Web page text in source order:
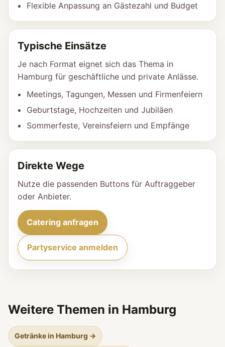
Flexible Anpassung an Gästezahl und Budget
Typische Einsätze
Je nach Format eignet sich das Thema in
Hamburg für geschäftliche und private Anlässe.
Meetings, Tagungen, Messen und Firmenfeiern
Geburtstage, Hochzeiten und Jubiläen
Sommerfeste, Vereinsfeiern und Empfänge
Direkte Wege
Nutze die passenden Buttons für Auftraggeber
oder Anbieter.
Catering anfragen
Partyservice anmelden
Weitere Themen in Hamburg
Getränke in Hamburg →